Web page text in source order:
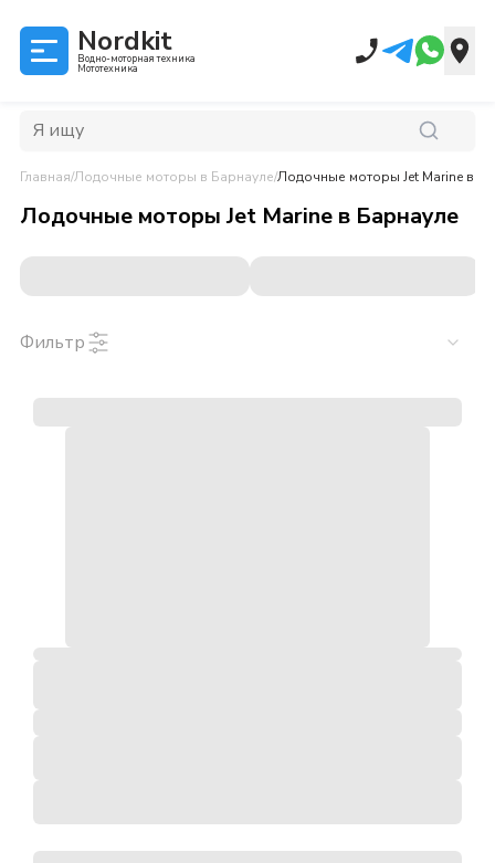
Nordkit
Водно-моторная техника
Мототехника
Главная/Лодочные моторы в Барнауле/Лодочные моторы Jet Marine в
Лодочные моторы Jet Marine в Барнауле
Фильтр